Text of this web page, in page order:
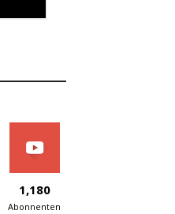
1,180
Abonnenten